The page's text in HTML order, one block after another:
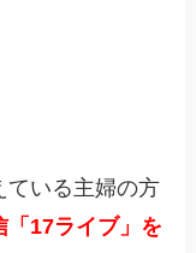
ている主婦の方
「17ライブ」を